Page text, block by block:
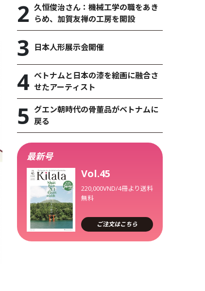
久恒俊治さん：機械工学の職をあき
らめ、加賀友禅の工房を開設
日本人形展示会開催
ベトナムと日本の漆を絵画に融合さ
せたアーティスト
グエン朝時代の骨董品がベトナムに
戻る
最新号
Vol.45
220,000VND/4冊より送料
無料
ご注文はこちら